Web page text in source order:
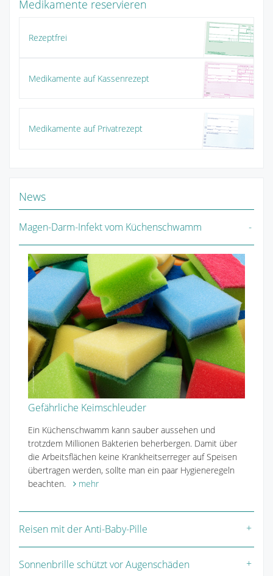
Medikamente reservieren
Rezeptfrei
Medikamente auf Kassenrezept
Medikamente auf Privatrezept
News
Magen-Darm-Infekt vom Küchenschwamm
Gefährliche Keimschleuder
Ein Küchenschwamm kann sauber aussehen und
trotzdem Millionen Bakterien beherbergen. Damit über
die Arbeitsflächen keine Krankheitserreger auf Speisen
übertragen werden, sollte man ein paar Hygieneregeln
beachten.
mehr
Reisen mit der Anti-Baby-Pille
Sonnenbrille schützt vor Augenschäden